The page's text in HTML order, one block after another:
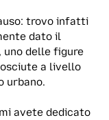
trovo infatti
dato il
uno delle figure
a livello
urbano.
avete dedicato